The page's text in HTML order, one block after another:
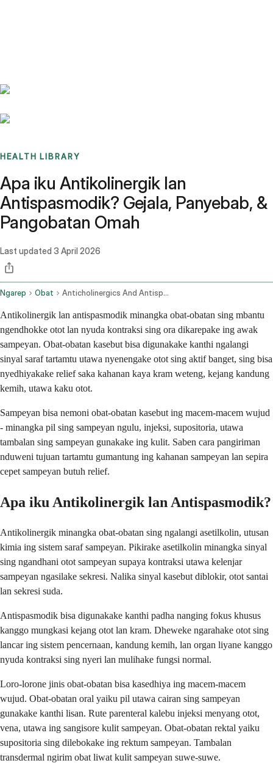
HEALTH LIBRARY
Apa iku Antikolinergik lan
Antispasmodik? Gejala, Panyebab, &
Pangobatan Omah
Last updated 3 April 2026
Ngarep Obat Anticholinergics And Antispasmodics Oral Route Parenteral Route Rectal Route Transdermal Route
Antikolinergik lan antispasmodik minangka obat-obatan sing mbantu
ngendhokke otot lan nyuda kontraksi sing ora dikarepake ing awak
sampeyan. Obat-obatan kasebut bisa digunakake kanthi ngalangi
sinyal saraf tartamtu utawa nyenengake otot sing aktif banget, sing bisa
nyedhiyakake relief saka kahanan kaya kram weteng, kejang kandung
kemih, utawa kaku otot.
Sampeyan bisa nemoni obat-obatan kasebut ing macem-macem wujud
- minangka pil sing sampeyan ngulu, injeksi, supositoria, utawa
tambalan sing sampeyan gunakake ing kulit. Saben cara pangiriman
nduweni tujuan tartamtu gumantung ing kahanan sampeyan lan sepira
cepet sampeyan butuh relief.
Apa iku Antikolinergik lan Antispasmodik?
Antikolinergik minangka obat-obatan sing ngalangi asetilkolin, utusan
kimia ing sistem saraf sampeyan. Pikirake asetilkolin minangka sinyal
sing ngandhani otot sampeyan supaya kontraksi utawa kelenjar
sampeyan ngasilake sekresi. Nalika sinyal kasebut diblokir, otot santai
lan sekresi suda.
Antispasmodik bisa digunakake kanthi padha nanging fokus khusus
kanggo mungkasi kejang otot lan kram. Dheweke ngarahake otot sing
lancar ing sistem pencernaan, kandung kemih, lan organ liyane kanggo
nyuda kontraksi sing nyeri lan mulihake fungsi normal.
Loro-lorone jinis obat-obatan bisa kasedhiya ing macem-macem
wujud. Obat-obatan oral yaiku pil utawa cairan sing sampeyan
gunakake kanthi lisan. Rute parenteral kalebu injeksi menyang otot,
vena, utawa ing sangisore kulit sampeyan. Obat-obatan rektal yaiku
supositoria sing dilebokake ing rektum sampeyan. Tambalan
transdermal ngirim obat liwat kulit sampeyan suwe-suwe.